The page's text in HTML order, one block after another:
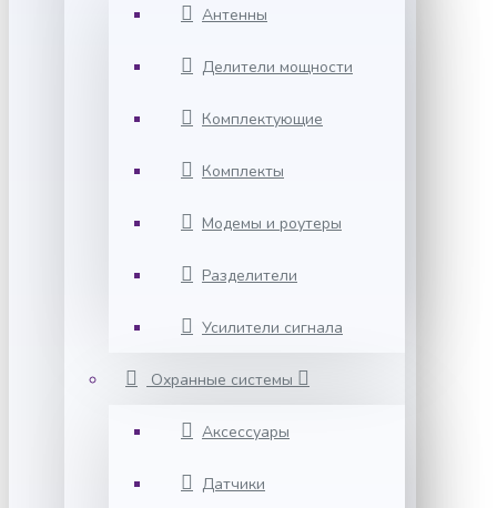
Антенны
Делители мощности
Комплектующие
Комплекты
Модемы и роутеры
Разделители
Усилители сигнала
Охранные системы
Аксессуары
Датчики